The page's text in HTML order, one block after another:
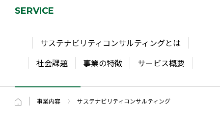
SERVICE
サステナビリティコンサルティングとは
社会課題
事業の特徴 サービス概要
事業内容 サステナビリティコンサルティング